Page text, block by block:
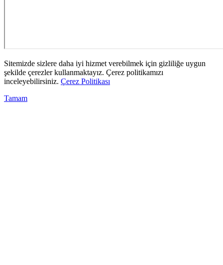
Sitemizde sizlere daha iyi hizmet verebilmek için gizliliğe uygun
şekilde çerezler kullanmaktayız. Çerez politikamızı
inceleyebilirsiniz. Çerez Politikası
Tamam